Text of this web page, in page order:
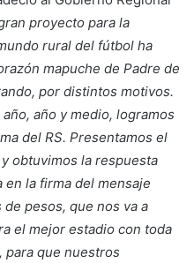
proyecto para la
rural del fútbol ha
mapuche de Padre de
por distintos motivos.
año y medio, logramos
del RS. Presentamos el
obtuvimos la respuesta
en la firma del mensaje
pesos, que nos va a
el mejor estadio con toda
para que nuestros